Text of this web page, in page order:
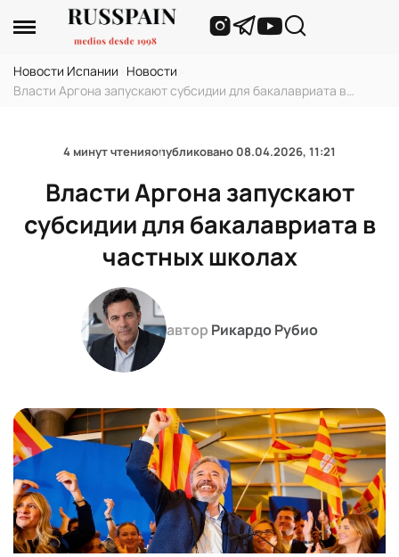
Новости Испании Новости
Власти Аргона запускают субсидии для бакалавриата в
4 минут чтенияопубликовано 08.04.2026, 11:21
Власти Аргона запускают
субсидии для бакалавриата в
частных школах
автор Рикардо Рубио